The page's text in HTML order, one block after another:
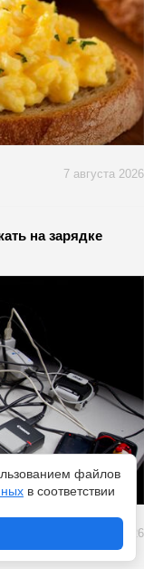
7 августа 2026
на зарядке
7 августа 2026
файлов
в соответствии